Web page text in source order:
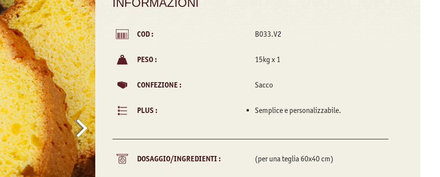
INFORMAZIONI
COD : B033.V2
PESO : 15kg x 1
CONFEZIONE : Sacco
PLUS : Semplice e personalizzabile.
DOSAGGIO/INGREDIENTI : (per una teglia 60x40 cm)